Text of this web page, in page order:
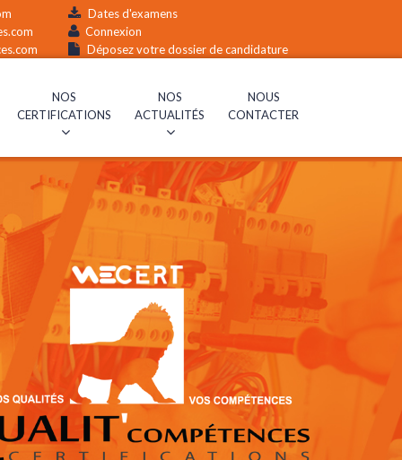
Dates d'examens
Connexion
Déposez votre dossier de candidature
NOS
CERTIFICATIONS
NOS
ACTUALITÉS
NOUS
CONTACTER